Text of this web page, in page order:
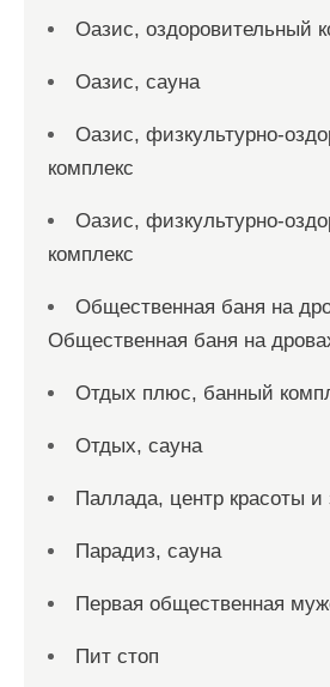
Оазис, оздоровительный
Оазис, сауна
Оазис, физкультурно-
комплекс
Оазис, физкультурно-
комплекс
Общественная баня на
Общественная баня на
Отдых плюс, банный
Отдых, сауна
Паллада, центр красоты и
Парадиз, сауна
Первая общественная
Пит стоп